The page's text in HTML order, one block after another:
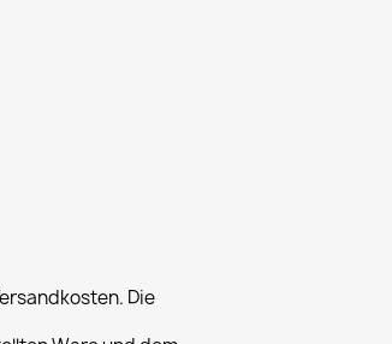
Die